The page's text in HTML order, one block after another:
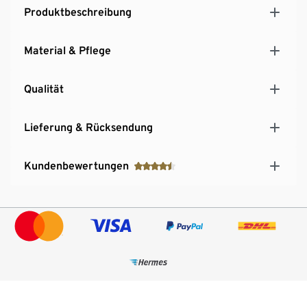
Produktbeschreibung
Material & Pflege
Qualität
Lieferung & Rücksendung
Kundenbewertungen